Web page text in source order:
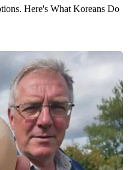
Here's What Koreans Do